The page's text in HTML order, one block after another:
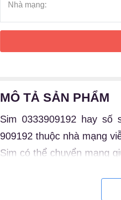
Nhà mạng:
MÔ TẢ SẢN PHẨM
Sim 0333909192 hay số
909192 thuộc nhà mạng
Sim có thể chuyển mạng